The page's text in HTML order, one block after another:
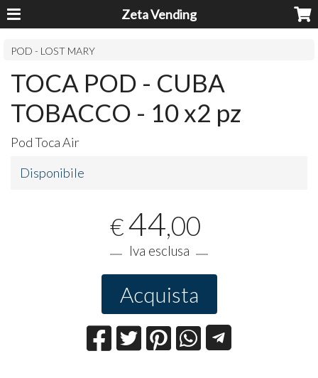
Zeta Vending
POD - LOST MARY
TOCA POD - CUBA
TOBACCO - 10 x2 pz
Pod Toca Air
Disponibile
€44,00
Iva esclusa
Acquista